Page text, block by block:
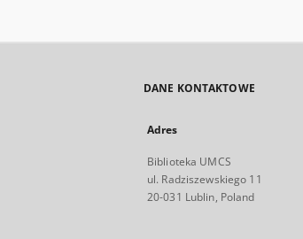
DANE KONTAKTOWE
Adres
Biblioteka UMCS
ul. Radziszewskiego 11
20-031 Lublin, Poland